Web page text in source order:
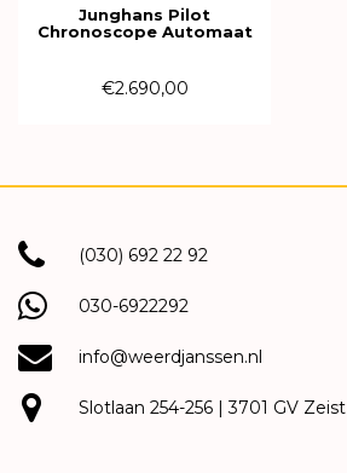
Junghans Pilot
Chronoscope Automaat
€2.690,00
(030) 692 22 92
030-6922292
info@weerdjanssen.nl
Slotlaan 254-256 | 3701 GV Zeist